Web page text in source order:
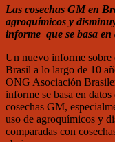
Las cosechas GM en
agroquímicos y
informe que se basa en
Un nuevo informe sobre
Brasil a lo largo de 10
ONG Asociación
informe se basa en
cosechas GM,
uso de agroquímicos y
comparadas con